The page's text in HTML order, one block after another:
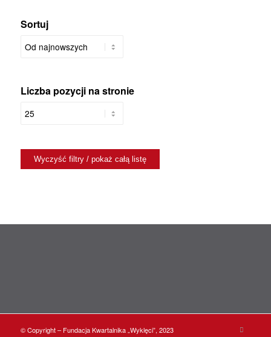
Sortuj
Liczba pozycji na stronie
© Copyright – Fundacja Kwartalnika „Wyklęci”, 2023